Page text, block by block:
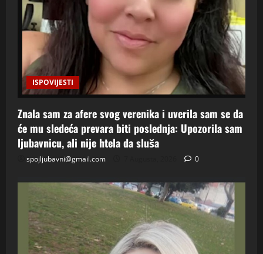
ISPOVIJESTI
Znala sam za afere svog verenika i uverila sam se da
će mu sledeća prevara biti poslednja: Upozorila sam
ljubavnicu, ali nije htela da sluša
spojljubavni@gmail.com 0